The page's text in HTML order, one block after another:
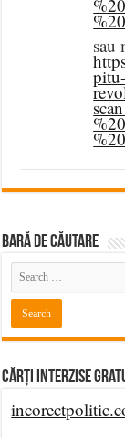
sau
BARĂ DE CĂUTARE
Cărți Interzise